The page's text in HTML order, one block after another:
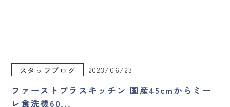
スタッフブログ 2023/06/23
ファーストプラスキッチン 国産45cmからミー
レ食洗機60...